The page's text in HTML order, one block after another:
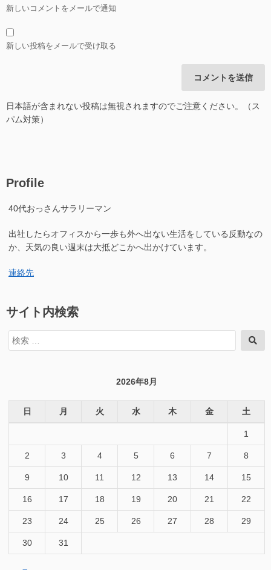
新しいコメントをメールで通知
新しい投稿をメールで受け取る
日本語が含まれない投稿は無視されますのでご注意ください。（ス
パム対策）
Profile
40代おっさんサラリーマン
出社したらオフィスから一歩も外へ出ない生活をしている反動なの
か、天気の良い週末は大抵どこかへ出かけています。
連絡先
サイト内検索
検
索
索
2026年8月
日 月 火 水 木 金 土
1
2 3 4 5 6 7 8
9 10 11 12 13 14 15
16 17 18 19 20 21 22
23 24 25 26 27 28 29
30 31